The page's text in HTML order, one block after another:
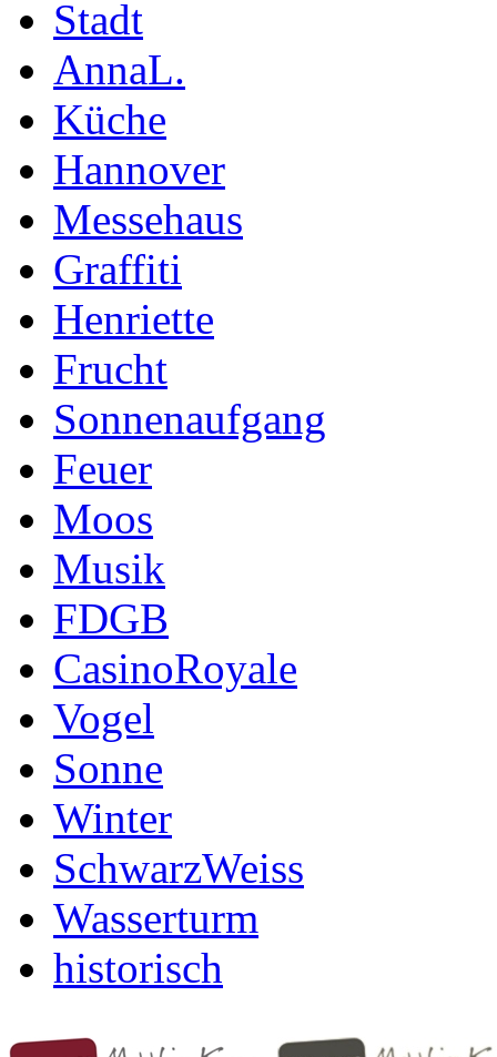
Stadt
AnnaL.
Küche
Hannover
Messehaus
Graffiti
Henriette
Frucht
Sonnenaufgang
Feuer
Moos
Musik
FDGB
CasinoRoyale
Vogel
Sonne
Winter
SchwarzWeiss
Wasserturm
historisch